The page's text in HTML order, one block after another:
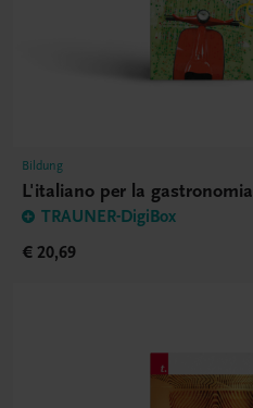
Bildung
L'italiano per la gastronomia
TRAUNER-DigiBox
€ 20,69